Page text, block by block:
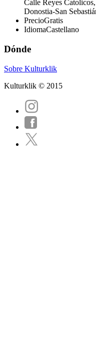
Calle Reyes
Donostia-San
PrecioGratis
IdiomaCastellano
Dónde
Sobre Kulturklik
Kulturklik © 2015